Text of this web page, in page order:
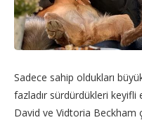
Sadece sahip oldukları
fazladır sürdürdükleri keyifli
David ve Vidtoria Beckham